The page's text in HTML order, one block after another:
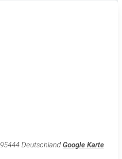
95444 Deutschland Google Karte